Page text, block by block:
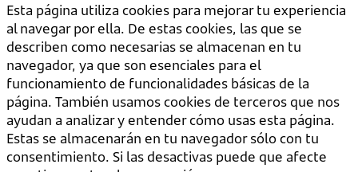
Esta página utiliza cookies para mejorar tu experiencia
al navegar por ella. De estas cookies, las que se
describen como necesarias se almacenan en tu
navegador, ya que son esenciales para el
funcionamiento de funcionalidades básicas de la
página. También usamos cookies de terceros que nos
ayudan a analizar y entender cómo usas esta página.
Estas se almacenarán en tu navegador sólo con tu
consentimiento. Si las desactivas puede que afecte